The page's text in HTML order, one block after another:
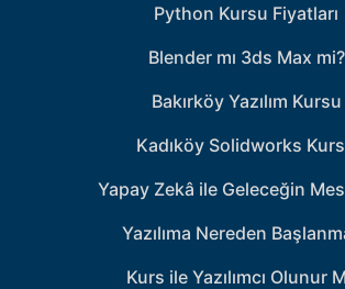
Python Kursu Fiyatları
Blender mı 3ds Max mi?
Bakırköy Yazılım Kursu
Kadıköy Solidworks
Yapay Zekâ ile Geleceğin
Yazılıma Nereden
Kurs ile Yazılımcı Olunur